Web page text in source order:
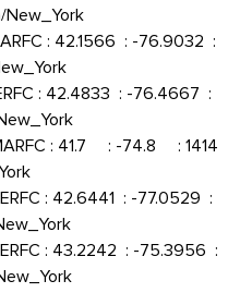
: 42.1566 : -76.9032 :
: 42.4833 : -76.4667 :
: 41.7 : -74.8 : 1414
: 42.6441 : -77.0529 :
: 43.2242 : -75.3956 :